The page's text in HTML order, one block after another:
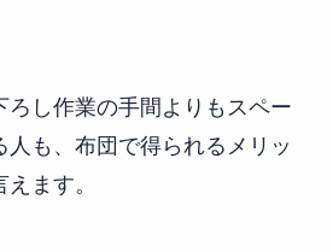
ろし作業の手間よりもスペー
人も、布団で得られるメリッ
ます。